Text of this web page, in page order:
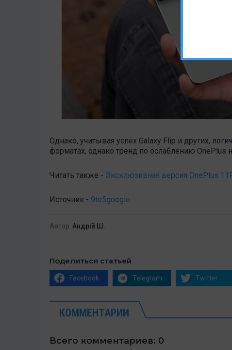
Однако, учитывая успех Galaxy Flip и других,
форматах, однако тренд по ослаблению OnePlus
Читать также - Эксклюзивная версия OnePlus
Источник - 9to5google
Автор: Андрій Ш.
Поделиться статьей
Facebook Telegram Twitter
КОММЕНТАРИИ
Всего комментариев: 0